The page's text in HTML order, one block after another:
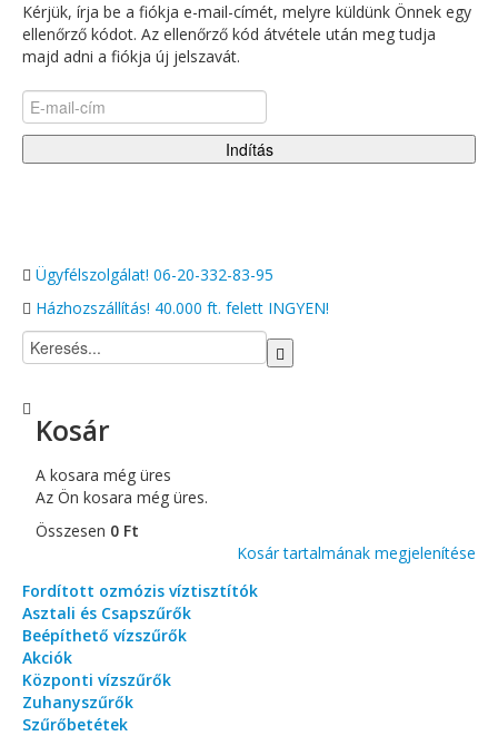
Kérjük, írja be a fiókja e-mail-címét, melyre küldünk Önnek egy
ellenőrző kódot. Az ellenőrző kód átvétele után meg tudja
majd adni a fiókja új jelszavát.
Indítás
Ügyfélszolgálat! 06-20-332-83-95
Házhozszállítás! 40.000 ft. felett INGYEN!
Kosár
A kosara még üres
Az Ön kosara még üres.
Összesen 0 Ft
Kosár tartalmának megjelenítése
Fordított ozmózis víztisztítók
Asztali és Csapszűrők
Beépíthető vízszűrők
Akciók
Központi vízszűrők
Zuhanyszűrők
Szűrőbetétek